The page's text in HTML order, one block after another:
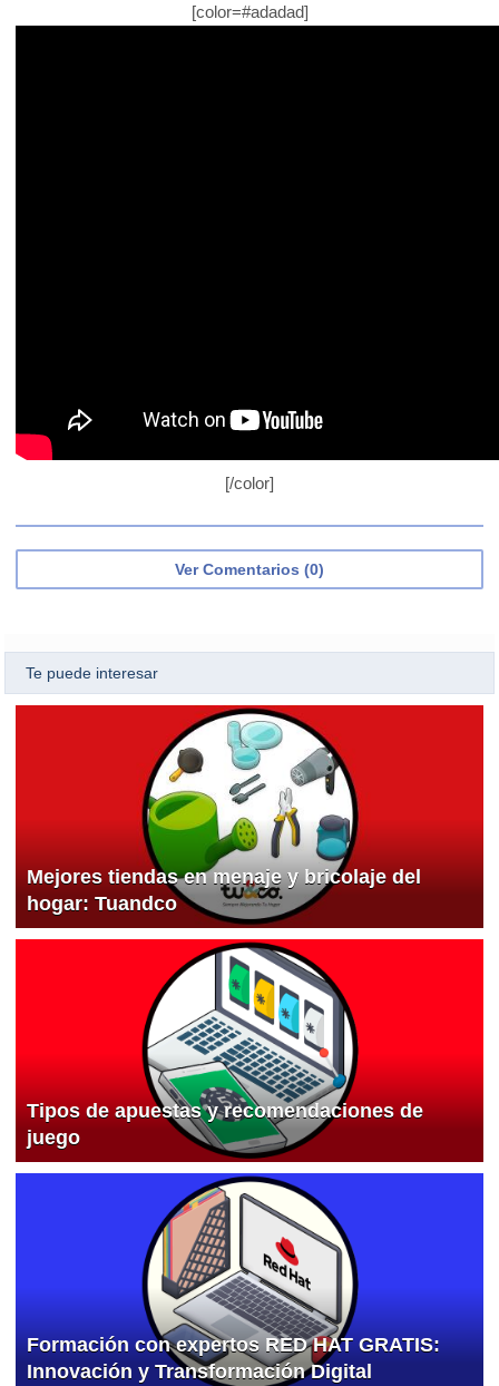
[color=#adadad]
[/color]
Ver Comentarios (0)
Te puede interesar
Mejores tiendas en menaje y bricolaje del
hogar: Tuandco
Tipos de apuestas y recomendaciones de
juego
Formación con expertos RED HAT GRATIS:
Innovación y Transformación Digital